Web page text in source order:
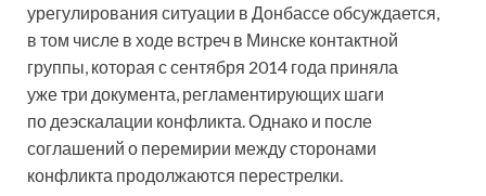
урегулирования ситуации в Донбассе обсуждается,
в том числе в ходе встреч в Минске контактной
группы, которая с сентября 2014 года приняла
уже три документа, регламентирующих шаги
по деэскалации конфликта. Однако и после
соглашений о перемирии между сторонами
конфликта продолжаются перестрелки.